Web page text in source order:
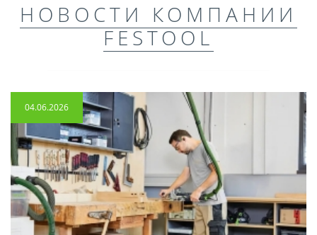
НОВОСТИ КОМПАНИИ
FESTOOL
04.06.2026